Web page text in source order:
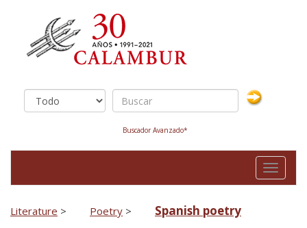
Buscador Avanzado*
Toggle
Literature > Poetry > Spanish poetry